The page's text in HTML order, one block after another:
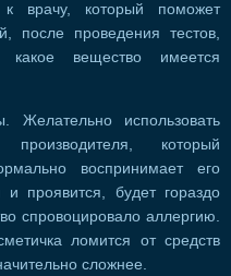
к врачу, который поможет
после проведения тестов,
вещество имеется
Желательно использовать
который
воспринимает его
проявится, будет гораздо
спровоцировало аллергию.
ломится от средств
сложнее.